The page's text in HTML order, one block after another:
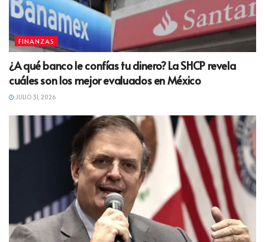
FINANZAS
¿A qué banco le confías tu dinero? La SHCP revela
cuáles son los mejor evaluados en México
JULIO 31, 2026